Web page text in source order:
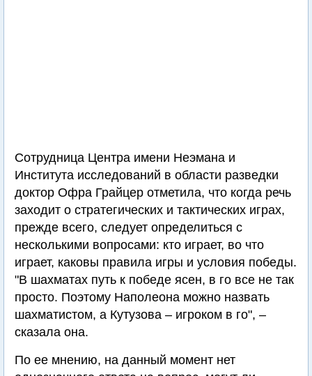
Сотрудница Центра имени Неэмана и
Института исследований в области разведки
доктор Офра Грайцер отметила, что когда речь
заходит о стратегических и тактических играх,
прежде всего, следует определиться с
несколькими вопросами: кто играет, во что
играет, каковы правила игры и условия победы.
"В шахматах путь к победе ясен, в го все не так
просто. Поэтому Наполеона можно назвать
шахматистом, а Кутузова – игроком в го", –
сказала она.
По ее мнению, на данный момент нет